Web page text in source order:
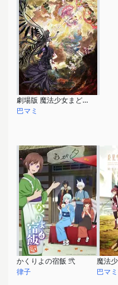
劇場版 魔法少女まどか☆マギカ〈ワルプルギスの廻天〉
巴マミ
かくりよの宿飯 弐
律子
巴マミ